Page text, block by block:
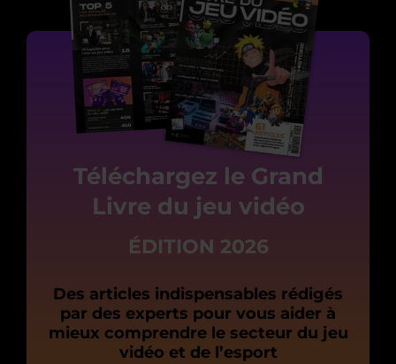
Téléchargez le Grand
Livre du jeu vidéo
ÉDITION 2026
Des articles indispensables rédigés
par des experts pour vous aider à
mieux comprendre le secteur du jeu
vidéo et de l’esport